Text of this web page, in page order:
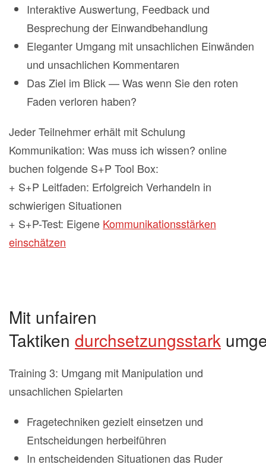
Interaktive Auswertung, Feedback und
Besprechung der Einwandbehandlung
Eleganter Umgang mit unsachlichen Einwänden
und unsachlichen Kommentaren
Das Ziel im Blick — Was wenn Sie den roten
Faden verloren haben?
Jeder Teilnehmer erhält mit Schulung
Kommunikation: Was muss ich wissen? online
buchen folgende S+P Tool Box:
+ S+P Leitfaden: Erfolgreich Verhandeln in
schwierigen Situationen
+ S+P-Test: Eigene Kommunikationsstärken
einschätzen
Mit unfairen
Taktiken durchsetzungsstark
Training 3: Umgang mit Manipulation und
unsachlichen Spielarten
Fragetechniken gezielt einsetzen und
Entscheidungen herbeiführen
In entscheidenden Situationen das Ruder